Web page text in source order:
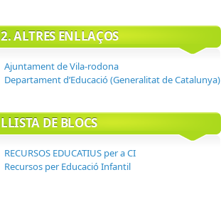
2. ALTRES ENLLAÇOS
Ajuntament de Vila-rodona
Departament d’Educació (Generalitat de Catalunya)
LLISTA DE BLOCS
RECURSOS EDUCATIUS per a CI
Recursos per Educació Infantil